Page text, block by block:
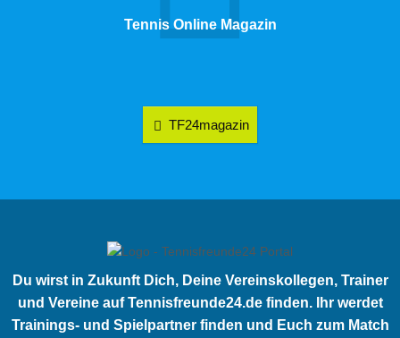
Tennis Online Magazin
TF24magazin
Du wirst in Zukunft Dich, Deine Vereinskollegen, Trainer
und Vereine auf Tennisfreunde24.de finden. Ihr werdet
Trainings- und Spielpartner finden und Euch zum Match